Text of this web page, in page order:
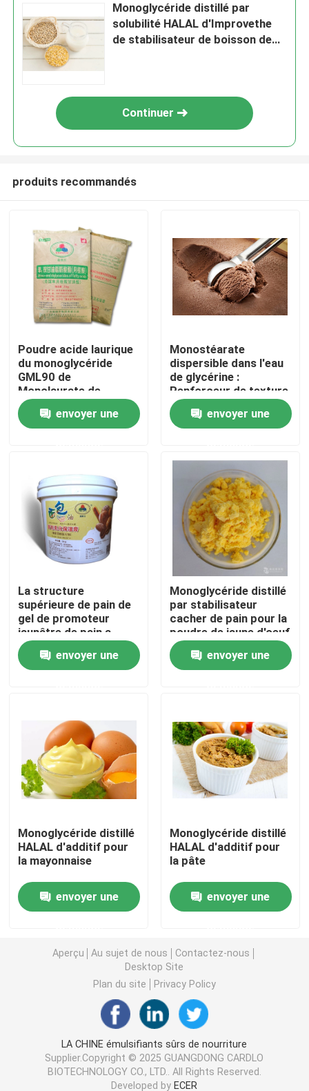
Maison
Produits
Exposition de VR
À propos de nous
Visite d'usine
Contrôle de qualité
Nouvelles
Demandez une citation
Émulsifiant de catégorie comestible
Émulsifiants alimentaires naturels
Monoglycéride distillé
Monostéarate de glycérol
Émulsifiant de promoteur de gâteau
Monoglycéride distillé par
solubilité HALAL d'Improvethe
de stabilisateur de boisson de
Continuer
produits recommandés
Poudre acide laurique
du monoglycéride
GML90 de
Monolaurate de
glycérol pour la
nourritureenvoyer une
Monostéarate
dispersible dans l'eau
de glycérine :
Renforceur de texture
de crème glacée pour
les festins surgelés
crémeux et doux
envoyer une
La structure
supérieure de pain de
gel de promoteur
jaunâtre de pain a
amplifié le
ramollissement rapide
de volume de pain
envoyer une
Monoglycéride distillé
par stabilisateur
cacher de pain pour la
poudre de jaune d'oeuf
envoyer une
Monoglycéride distillé
HALAL d'additif pour
la mayonnaise
envoyer une
Monoglycéride distillé
HALAL d'additif pour
la pâte
envoyer une
Aperçu Au sujet de nous
Contactez-nous
Desktop Site
Plan du site
Privacy Policy
LA CHINE émulsifiants sûrs de nourriture
Supplier.Copyright © 2025 GUANGDONG CARDLO
BIOTECHNOLOGY CO., LTD.. All Rights Reserved.
Developed by ECER